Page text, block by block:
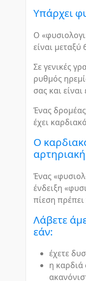
Υπάρχει
Ο
είναι
Σε γενικές
ρυθμός
σας και
Ένας
έχει
Ο
Ένας
ένδειξη
πίεση
Λάβετε
εάν:
έχετε
η καρδιά